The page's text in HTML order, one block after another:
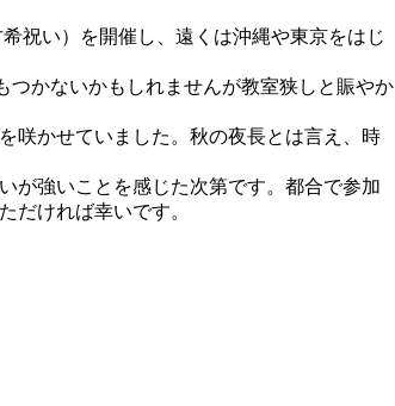
祝い）を開催し、遠くは沖縄や東京をはじ
かないかもしれませんが教室狭しと賑やか
咲かせていました。秋の夜長とは言え、時
が強いことを感じた次第です。都合で参加
だければ幸いです。